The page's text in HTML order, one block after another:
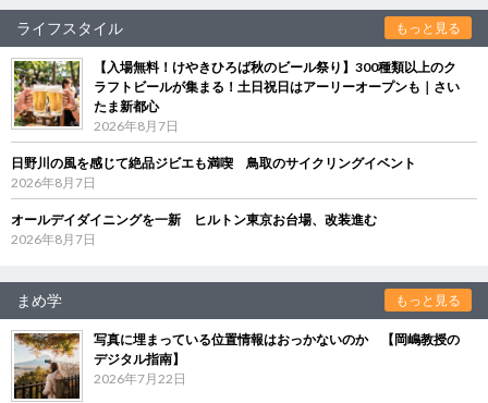
ライフスタイル もっと見る
【入場無料！けやきひろば秋のビール祭り】300種類以上のク
ラフトビールが集まる！土日祝日はアーリーオープンも｜さい
たま新都心
2026年8月7日
日野川の風を感じて絶品ジビエも満喫 鳥取のサイクリングイベント
2026年8月7日
オールデイダイニングを一新 ヒルトン東京お台場、改装進む
2026年8月7日
まめ学 もっと見る
写真に埋まっている位置情報はおっかないのか 【岡嶋教授の
デジタル指南】
2026年7月22日